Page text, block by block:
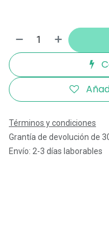
Términos y condiciones
Grantía de devolución de
Envío: 2-3 días laborables